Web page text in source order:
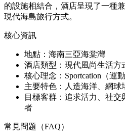
的設施相結合，酒店呈現了一種
現代海島旅行方式。
核心資訊
地點：海南三亞海棠灣
酒店類型：現代風尚生活方
核心理念：Sportcation（運
主要特色：人造海洋、網
目標客群：追求活力、社
者
常見問題（FAQ）